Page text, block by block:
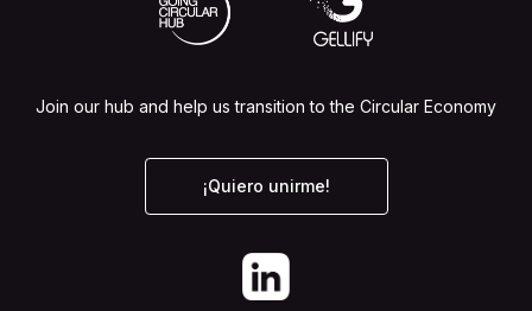
Join our hub and help us transition to the Circular Economy
¡Quiero unirme!